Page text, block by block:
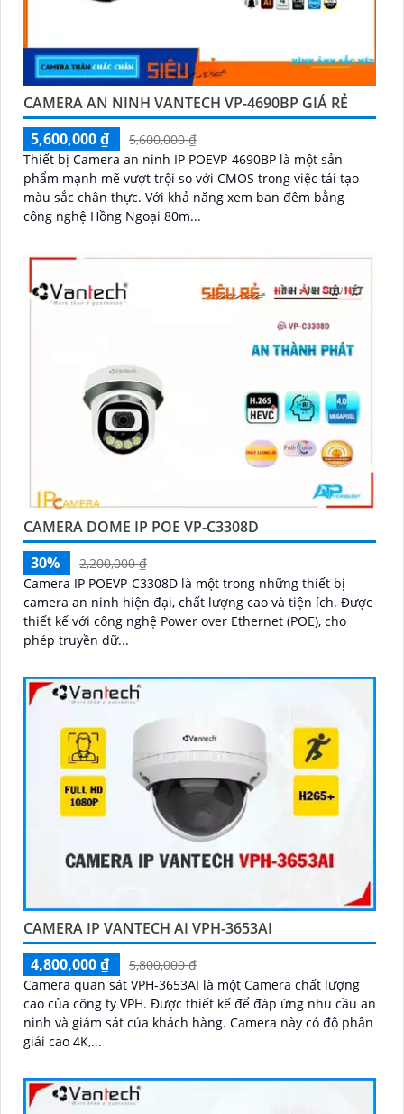
CAMERA AN NINH VANTECH VP-4690BP GIÁ RẺ
5,600,000 ₫
5,600,000 ₫
Thiết bị Camera an ninh IP POEVP-4690BP là một sản
phẩm mạnh mẽ vượt trội so với CMOS trong việc tái tạo
màu sắc chân thực. Với khả năng xem ban đêm bằng
công nghệ Hồng Ngoại 80m...
CAMERA DOME IP POE VP-C3308D
30%
2,200,000 ₫
Camera IP POEVP-C3308D là một trong những thiết bị
camera an ninh hiện đại, chất lượng cao và tiện ích. Được
thiết kế với công nghệ Power over Ethernet (POE), cho
phép truyền dữ...
CAMERA IP VANTECH AI VPH-3653AI
4,800,000 ₫
5,800,000 ₫
Camera quan sát VPH-3653AI là một Camera chất lượng
cao của công ty VPH. Được thiết kế để đáp ứng nhu cầu an
ninh và giám sát của khách hàng. Camera này có độ phân
giải cao 4K,...